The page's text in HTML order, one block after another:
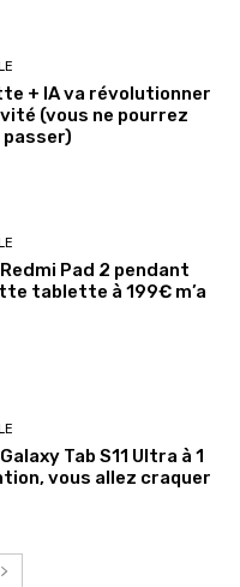
+ IA va révolutionner
(vous ne pourrez
passer)
Pad 2 pendant
tablette à 199€ m’a
Tab S11 Ultra à 1
vous allez craquer